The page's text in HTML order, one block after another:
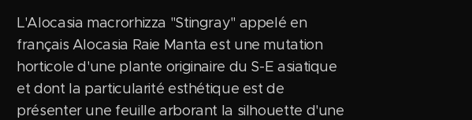
L'Alocasia macrorhizza "Stingray" appelé en
français Alocasia Raie Manta est une mutation
horticole d'une plante originaire du S-E asiatique
et dont la particularité esthétique est de
présenter une feuille arborant la silhouette d'une